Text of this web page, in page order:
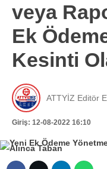
KPSS
ATT
STK
İLANLAR
TERCİH ROBOTU
veya
Ek
Kesinti
ATTYİZ Editör
Giriş: 12-08-2022 16:10